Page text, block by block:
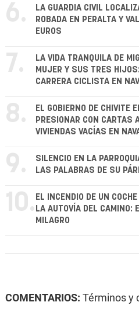
6.
LA GUARDIA CIVIL
ROBADA EN PERALTA Y
EUROS
7.
LA VIDA TRANQUILA DE
MUJER Y SUS TRES
CARRERA CICLISTA EN
8.
EL GOBIERNO DE CHIVITE
PRESIONAR CON CARTAS
VIVIENDAS VACÍAS EN
9.
SILENCIO EN LA
LAS PALABRAS DE SU
10. EL INCENDIO DE UN
LA AUTOVÍA DEL CAMINO:
MILAGRO
COMENTARIOS: Términos y